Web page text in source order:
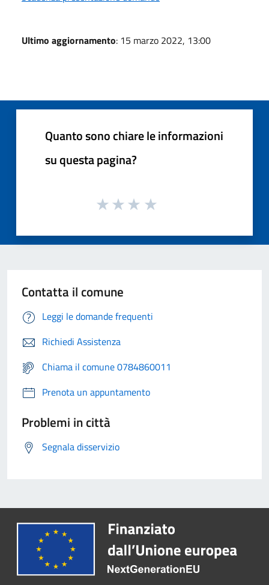
Ultimo aggiornamento: 15 marzo 2022, 13:00
Quanto sono chiare le informazioni
su questa pagina?
Contatta il comune
Leggi le domande frequenti
Richiedi Assistenza
Chiama il comune 0784860011
Prenota un appuntamento
Problemi in città
Segnala disservizio